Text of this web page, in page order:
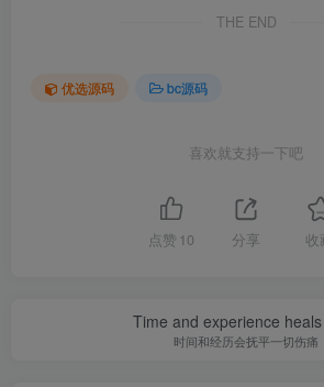
THE END
优选源码 bc源码
喜欢就支持一下吧
点赞 10 分享 收
Time and experience
时间和经历会抚平一切伤痛